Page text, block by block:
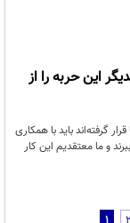
این حربه را از
گرفته‌اند باید با همکاری
و ما معتقدیم این کار